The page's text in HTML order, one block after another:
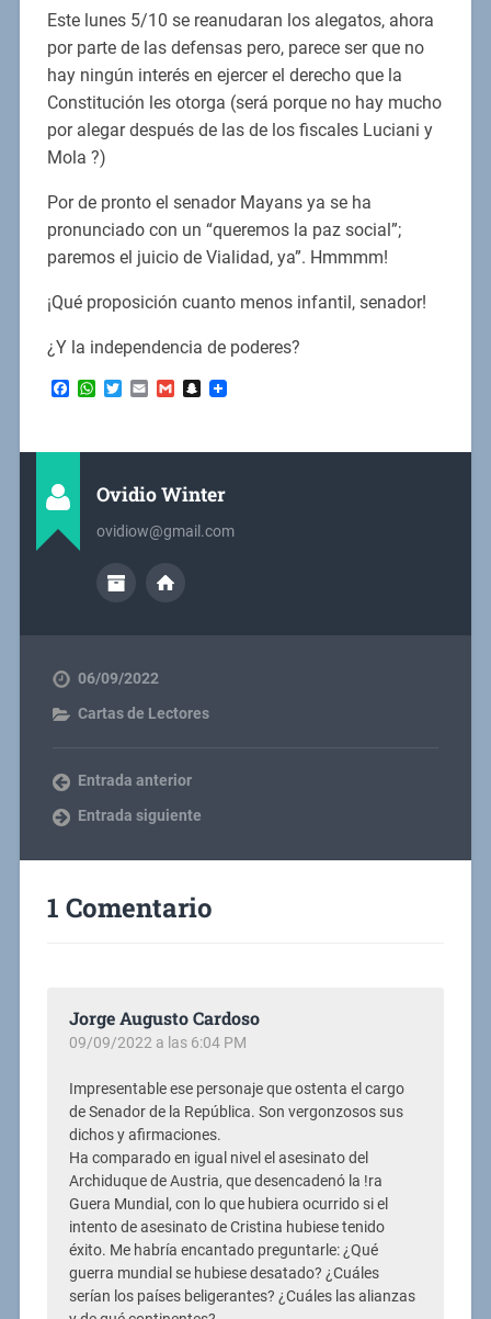
Este lunes 5/10 se reanudaran los alegatos, ahora
por parte de las defensas pero, parece ser que no
hay ningún interés en ejercer el derecho que la
Constitución les otorga (será porque no hay mucho
por alegar después de las de los fiscales Luciani y
Mola ?)
Por de pronto el senador Mayans ya se ha
pronunciado con un “queremos la paz social”;
paremos el juicio de Vialidad, ya”. Hmmmm!
¡Qué proposición cuanto menos infantil, senador!
¿Y la independencia de poderes?
Facebook
WhatsApp
TwitterEmailGmailSnapchat
Ovidio Winter
ovidiow@gmail.com
06/09/2022
Cartas de Lectores
Entrada anterior
Entrada siguiente
1 Comentario
Jorge Augusto Cardoso
09/09/2022 a las 6:04 PM
Impresentable ese personaje que ostenta el cargo
de Senador de la República. Son vergonzosos sus
dichos y afirmaciones.
Ha comparado en igual nivel el asesinato del
Archiduque de Austria, que desencadenó la !ra
Guera Mundial, con lo que hubiera ocurrido si el
intento de asesinato de Cristina hubiese tenido
éxito. Me habría encantado preguntarle: ¿Qué
guerra mundial se hubiese desatado? ¿Cuáles
serían los países beligerantes? ¿Cuáles las alianzas